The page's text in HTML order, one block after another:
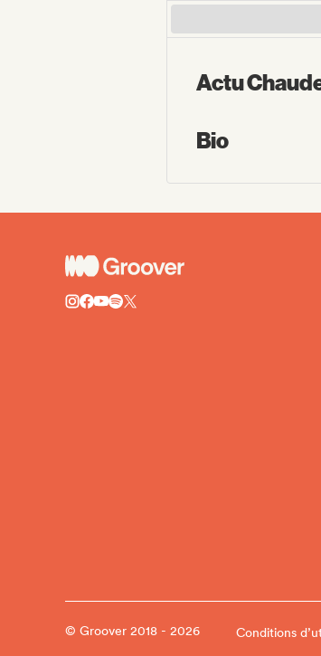
Actu
Bio
© Groover 2018 - 2026 Conditions